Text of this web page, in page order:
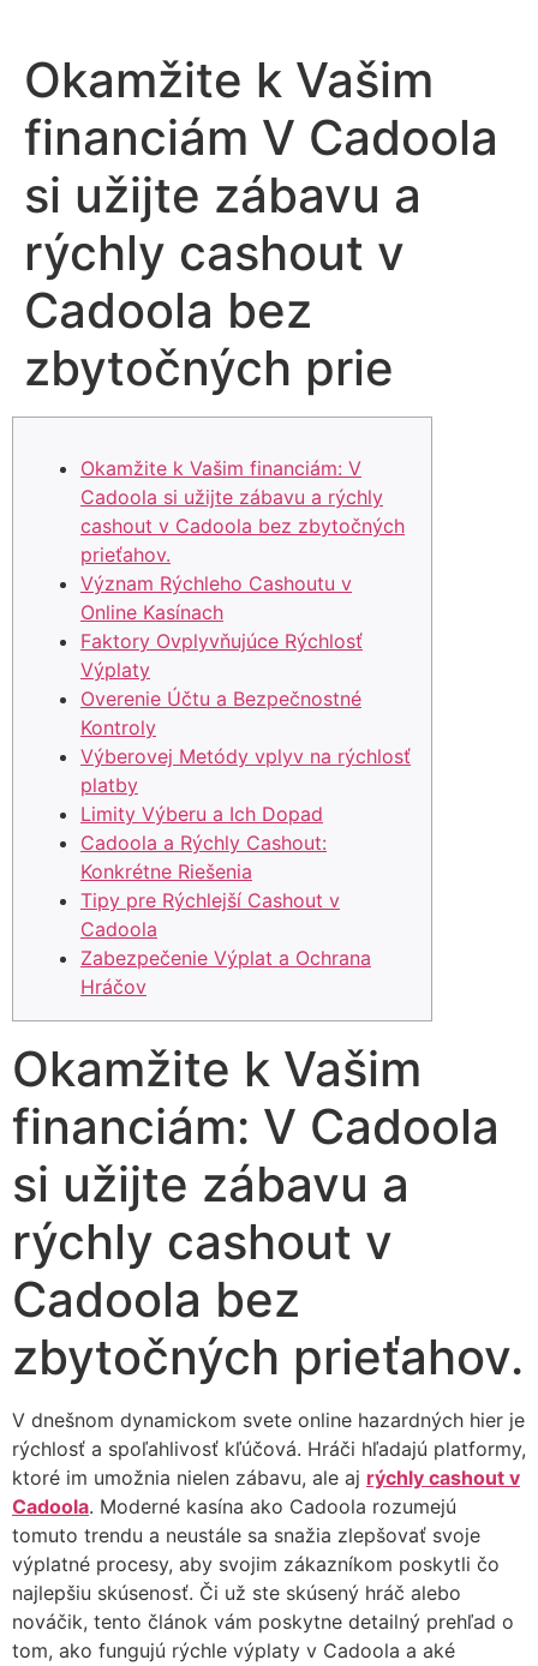
Okamžite k Vašim
financiám V Cadoola
si užijte zábavu a
rýchly cashout v
Cadoola bez
zbytočných prie
Okamžite k Vašim financiám: V
Cadoola si užijte zábavu a rýchly
cashout v Cadoola bez zbytočných
prieťahov.
Význam Rýchleho Cashoutu v
Online Kasínach
Faktory Ovplyvňujúce Rýchlosť
Výplaty
Overenie Účtu a Bezpečnostné
Kontroly
Výberovej Metódy vplyv na rýchlosť
platby
Limity Výberu a Ich Dopad
Cadoola a Rýchly Cashout:
Konkrétne Riešenia
Tipy pre Rýchlejší Cashout v
Cadoola
Zabezpečenie Výplat a Ochrana
Hráčov
Okamžite k Vašim
financiám: V Cadoola
si užijte zábavu a
rýchly cashout v
Cadoola bez
zbytočných prieťahov.
V dnešnom dynamickom svete online hazardných hier je
rýchlosť a spoľahlivosť kľúčová. Hráči hľadajú platformy,
ktoré im umožnia nielen zábavu, ale aj rýchly cashout v
Cadoola. Moderné kasína ako Cadoola rozumejú
tomuto trendu a neustále sa snažia zlepšovať svoje
výplatné procesy, aby svojim zákazníkom poskytli čo
najlepšiu skúsenosť. Či už ste skúsený hráč alebo
nováčik, tento článok vám poskytne detailný prehľad o
tom, ako fungujú rýchle výplaty v Cadoola a aké